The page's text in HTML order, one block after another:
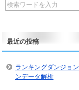
最近の投稿
ランキングダンジョ
ンデータ解析